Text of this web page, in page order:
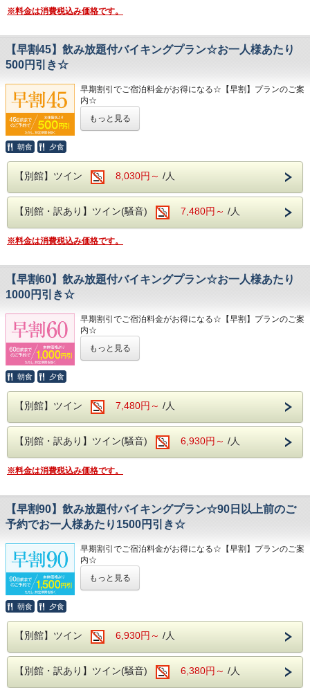
可）・その他、
※未成年グループのご宿泊は、保護者の方の同意書を事前に
ドできます。
4月中旬には桜、下旬から5月中旬に掛けては新緑が望めま
す。
近隣には日本三名瀑の【袋田の滝】や滝の裏側がのぞける
【月待の滝】、
ノスタルジックな佇まいから、数々のドラマや映画のロケ地
大浴場は【大子温泉】となり、古くから美人の湯とされた肌
を滑らかにする、
PH8.75ナトリウム-硫酸塩・塩化物温泉です！
ヌメヌメ感を
体験してください。
お食事は
夕食・朝食共に 和洋中の厳選した様々な料理を
きなものをお好きなだけ、
お召し上がりがりいただけるビュッフェスタイルとなりま
す。さらに夕食時はソフトドリンクだけでなく、
だけます！
※近隣に、コンビニエンスストアがございます。館内には、
花貫渓谷・・・ホテルから車で約50分
道中にも、田舎ならではの風景が広がり、心が安らぎます。
お好きな紅葉スポットを探しながら、秋の散策をお楽しみく
※紅葉の時期は例年11月初旬～中旬ですが、
天候などにより見頃が変わる場合もありますので、
ご理解のほどお願いいたします。
温泉につかり、露天風呂から見える紅葉も何とも言えない！
自然の中の温泉で心身共に癒されてください！！
古くから美人の湯とされた肌を滑らかにする、
ビュッフェスタイルとなります。
この秋は、ぜひ！奥久慈渓谷での特別なひとときをお楽しみ
ください。
※料金は消費税込み価格です。
【早割45】飲み放題付バイキングプラン☆お一人様あたり
500円引き☆
早期割引でご宿泊料金がお得になる☆【早割】プランのご案
内☆
ご宿泊予定日より45日以上前のご予約で、
なんとお一人様あたり500円もお安くお泊りいただけます
ります。
※本プランは、通常プランとキャンセルポリシーが異なりま
2日～ 7日前まで・・・ご宿泊料金の20％
前日・・・ご宿泊料金の40％
当日・・・ご宿泊料金の50％
奥久慈館は
袋田の滝をはじめ、久慈川沿いの風光明媚な環境です。
4月中旬には桜、下旬から5月中旬に掛けては新緑が望めま
【月待の滝】、
ノスタルジックな佇まいから、数々のドラマや映画のロケ地
になっている
古くから美人の湯とされた肌を滑らかにする、
PH8.75ナトリウム-硫酸塩・塩化物温泉です！
お食事は
夕食・朝食共に
和洋中の厳選した様々な料理を
お好きなものをお好きなだけ、お召し上がりがりいただける
ビュッフェスタイルとなります。
さらに夕食時はソフトドリンクだけでなく、
サワー、ハイボールなどの定番のアルコール類
さらに、さらに
※近隣に、コンビニエンスストアがございます。
館内には、コインランドリーやカップ麺の自動販売機がご
ざいます。
もっと見る
朝食 夕食
【別館】ツイン 8,030円～ /人
【別館・訳あり】ツイン(騒音) 7,480円～ /人
※料金は消費税込み価格です。
【早割60】飲み放題付バイキングプラン☆お一人様あたり
1000円引き☆
早期割引でご宿泊料金がお得になる☆【早割】プランのご案
内☆
ご宿泊予定日より60日以上前のご予約で、
なんとお一人様あたり1000円もお安くお泊りいただけます
す。
通常プランとキャンセルポリシーが異なります。
8日～30日前まで・・・ご宿泊料金の5％。
前日・・・ご宿泊料金の40％
無連絡・・ご宿泊料金の100％
奥久慈館は
袋田の滝をはじめ、久慈川沿いの風光明媚な環境です。
す
近隣には日本三名瀑の【袋田の滝】や滝の裏側がのぞける
【月待の滝】、
大浴場は【大子温泉】となり、
古くから美人の湯とされた肌を滑らかにする、
ヌメヌメ感を体験してください。
もっと見る
朝食 夕食
【別館】ツイン 7,480円～ /人
【別館・訳あり】ツイン(騒音) 6,930円～ /人
※料金は消費税込み価格です。
【早割90】飲み放題付バイキングプラン☆90日以上前のご
予約でお一人様あたり1500円引き☆
早期割引でご宿泊料金がお得になる☆【早割】プランのご案
内☆
※本プランは、
通常プランとキャンセルポリシーが異なります。
もっと見る
朝食 夕食
【別館】ツイン 6,930円～ /人
【別館・訳あり】ツイン(騒音) 6,380円～ /人